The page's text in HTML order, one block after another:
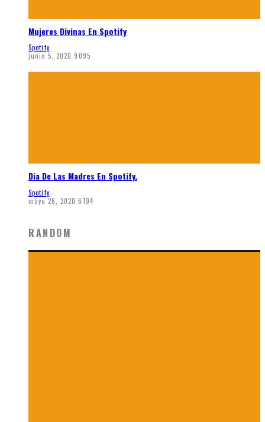
Mujeres Divinas En Spotify
Spotify
junio 5, 2020 9095
Dia De Las Madres En Spotify.
Spotify
mayo 26, 2020 6194
RANDOM